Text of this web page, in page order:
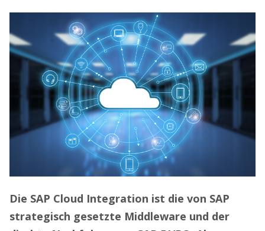
Die SAP Cloud Integration ist die von SAP
strategisch gesetzte Middleware und der